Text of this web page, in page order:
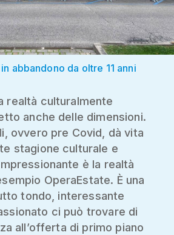
abbandono da oltre 11 anni
realtà culturalmente
anche delle dimensioni.
ovvero pre Covid, dà vita
stagione culturale e
è la realtà
OperaEstate. È una
tondo, interessante
ci può trovare di
all’offerta di primo piano